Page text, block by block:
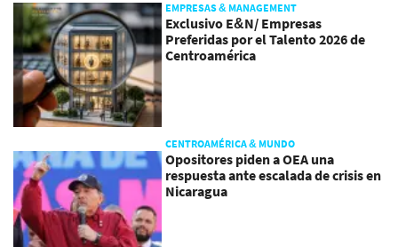
EMPRESAS & MANAGEMENT
Exclusivo E&N/ Empresas
Preferidas por el Talento 2026 de
Centroamérica
CENTROAMÉRICA & MUNDO
Opositores piden a OEA una
respuesta ante escalada de crisis en
Nicaragua